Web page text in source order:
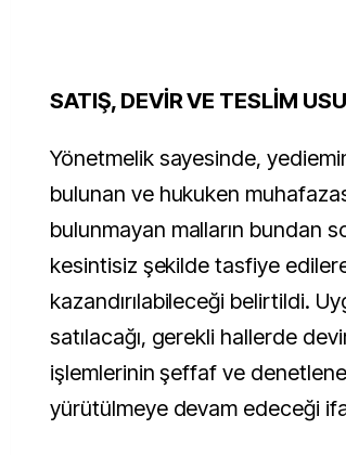
SATIŞ, DEVİR VE TESLİM
Yönetmelik sayesinde,
bulunan ve hukuken
bulunmayan malların bundan
kesintisiz şekilde tasfiye
kazandırılabileceği belirtildi.
satılacağı, gerekli hallerde
işlemlerinin şeffaf ve
yürütülmeye devam edeceği